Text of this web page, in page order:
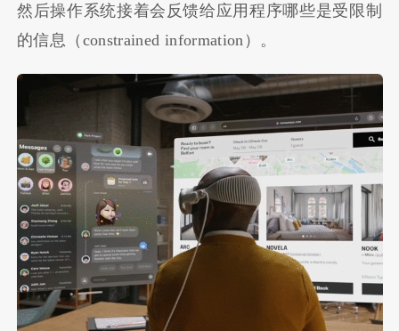
然后操作系统接着会反馈给应用程序哪些是受限制
的信息（constrained information）。